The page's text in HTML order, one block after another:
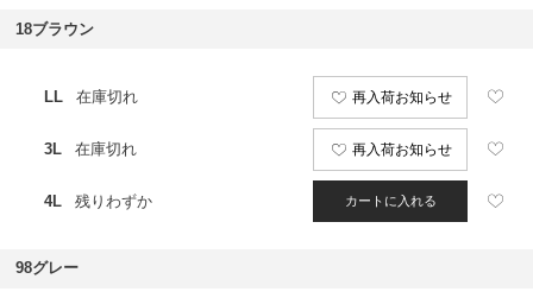
18ブラウン
LL 在庫切れ 再入荷お知らせ
3L 在庫切れ 再入荷お知らせ
4L 残りわずか カートに入れる
98グレー